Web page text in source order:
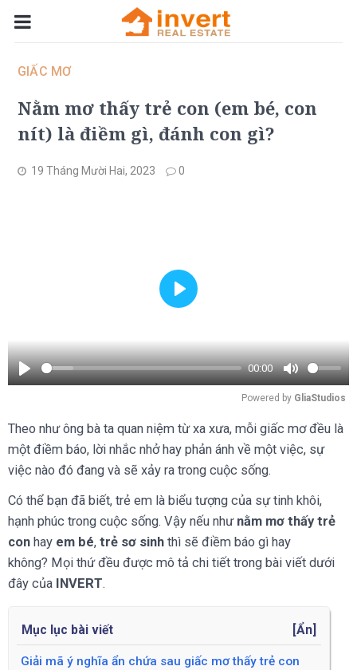
GIẤC MƠ
Nằm mơ thấy trẻ con (em bé, con
nít) là điềm gì, đánh con gì?
19 Tháng Mười Hai, 2023 0
Play
00:00
Mute
Play
Powered by GliaStudios
Theo như ông bà ta quan niệm từ xa xưa, mỗi giấc mơ đều là
một điềm báo, lời nhắc nhở hay phản ánh về một việc, sự
việc nào đó đang và sẽ xảy ra trong cuộc sống.
Có thể bạn đã biết, trẻ em là biểu tượng của sự tinh khôi,
hạnh phúc trong cuộc sống. Vậy nếu như nằm mơ thấy trẻ
con hay em bé, trẻ sơ sinh thì sẽ điềm báo gì hay
không? Mọi thứ đều được mô tả chi tiết trong bài viết dưới
đây của INVERT.
Mục lục bài viết Ẩn
Giải mã ý nghĩa ẩn chứa sau giấc mơ thấy trẻ con